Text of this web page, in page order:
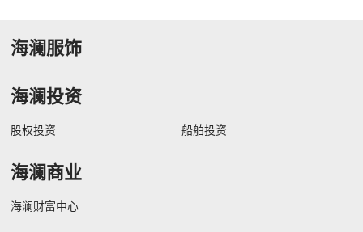
海澜服饰
海澜投资
股权投资 船舶投资
海澜商业
海澜财富中心